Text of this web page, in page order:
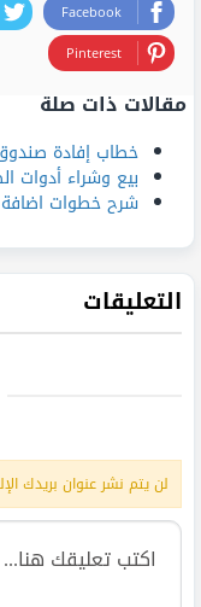
Facebook
Pinterest
مقالات ذات صلة
خطاب إفادة صندوق
بيع وشراء أدوات
شرح خطوات
التعليقات
لن يتم نشر عنوان بريدك